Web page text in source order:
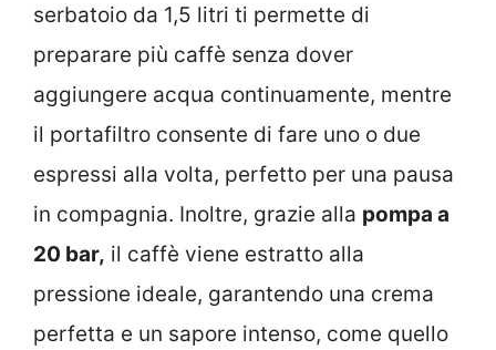
serbatoio da 1,5 litri ti permette di
preparare più caffè senza dover
aggiungere acqua continuamente, mentre
il portafiltro consente di fare uno o due
espressi alla volta, perfetto per una pausa
in compagnia. Inoltre, grazie alla pompa a
20 bar, il caffè viene estratto alla
pressione ideale, garantendo una crema
perfetta e un sapore intenso, come quello